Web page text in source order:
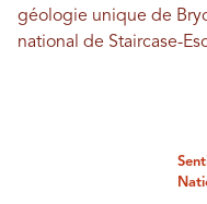
géologie unique de
national de Staircase-